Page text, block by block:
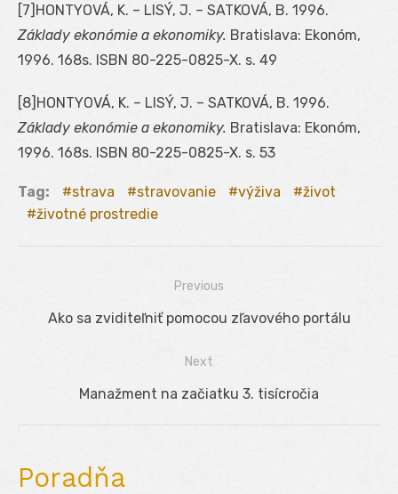
[7]HONTYOVÁ, K. – LISÝ, J. – SATKOVÁ, B. 1996.
Základy ekonómie a ekonomiky. Bratislava: Ekonóm,
1996. 168s. ISBN 80-225-0825-X. s. 49
[8]HONTYOVÁ, K. – LISÝ, J. – SATKOVÁ, B. 1996.
Základy ekonómie a ekonomiky. Bratislava: Ekonóm,
1996. 168s. ISBN 80-225-0825-X. s. 53
Tag: strava stravovanie výživa
život
životné prostredie
Navigácia
Previous
Previous
Ako sa zviditeľniť pomocou zľavového portálu
Next
Next
Manažment na začiatku 3. tisícročia
Poradňa